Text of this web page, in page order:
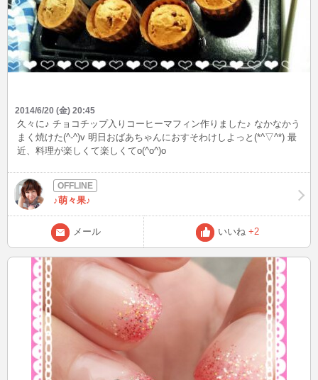
2014/6/20 (金) 20:45
久々に♪ チョコチップ入りコーヒーマフィン作りました♪ なかなかう
まく焼けた(^-^)v 明日おばあちゃんにおすそわけしよっと(*^▽^*) 最
近、料理が楽しくて楽しくてo(^o^)o
♪萌々果♪
メール いいね +2